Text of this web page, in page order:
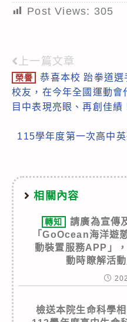
Post Views: 305
Read
more
articles
上一篇文章
榮譽
恭喜本校 跆拳道
校友，在今年全國運動會
目中表現亮眼、再創佳績
115學年度第一次高中
相關內容
轉知
請廣為宣傳
「GoOcean海洋遊
動裝置服務APP」
動時瞭解活
檢送本院生命科學